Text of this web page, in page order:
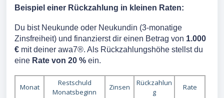
Beispiel einer Rückzahlung in kleinen Raten:
Du bist Neukunde oder Neukundin (3-monatige
Zinsfreiheit) und finanzierst dir einen Betrag von 1.000
€ mit deiner awa7®. Als Rückzahlungshöhe stellst du
eine Rate von 20 % ein.
Monat
Restschuld
Monatsbeginn
Zinsen
Rückzahlun
g
Rate